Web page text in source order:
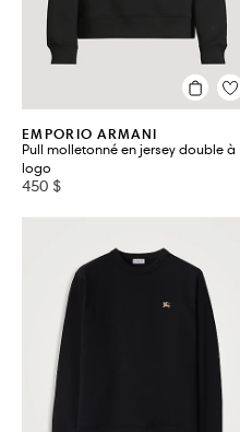
EMPORIO ARMANI
Pull molletonné en jersey double à
logo
450 $